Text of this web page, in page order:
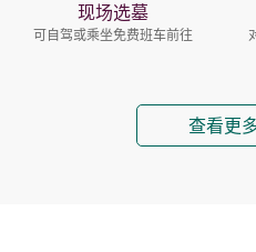
现场选墓
可自驾或乘坐免费班车前往
查看更